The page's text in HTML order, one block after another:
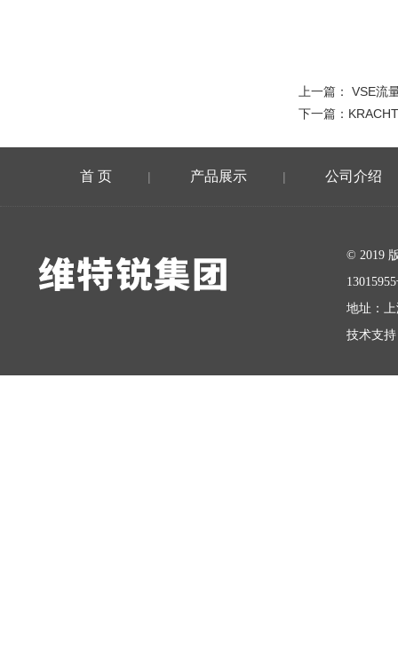
上一篇： VSE流
下一篇：
首 页 | 产品展示 | 公司介绍
© 2019
地址：
技术支